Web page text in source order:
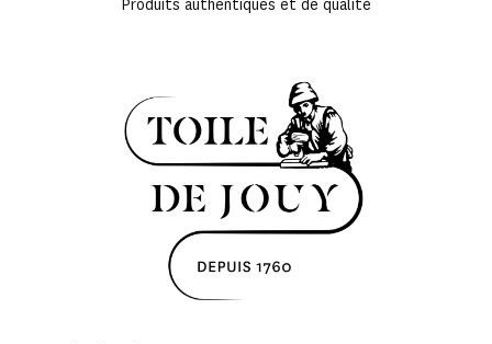
Produits authentiques et de qualité